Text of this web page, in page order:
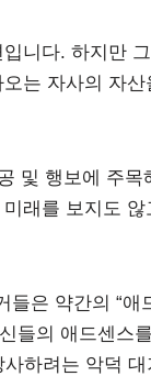
니다. 하지만
는 자사의 자
및 행보에 주
래를 보지도
은 약간의 “애
들의 애드센스
하려는 악덕